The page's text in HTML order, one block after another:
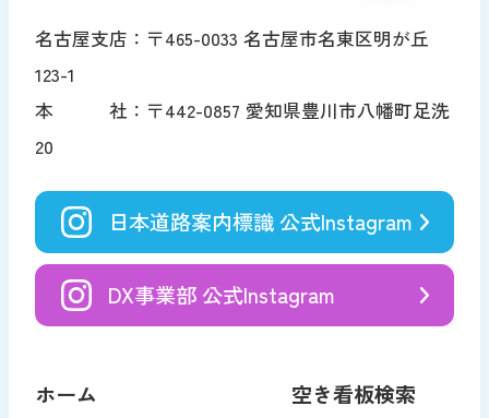
名古屋支店：〒465-0033 名古屋市名東区明が丘
123-1
本 社：〒442-0857 愛知県豊川市八幡町足洗
20
日本道路案内標識 公式Instagram
DX事業部 公式Instagram
ホーム 空き看板検索